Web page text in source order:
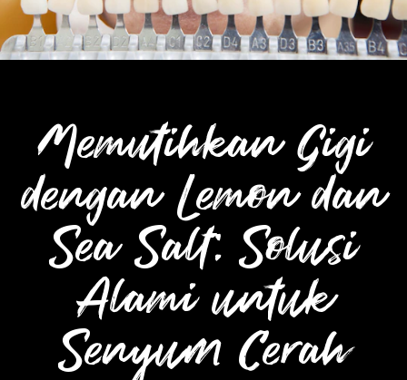
Memutihkan Gigi
dengan Lemon dan
Sea Salt: Solusi
Alami untuk
Senyum Cerah